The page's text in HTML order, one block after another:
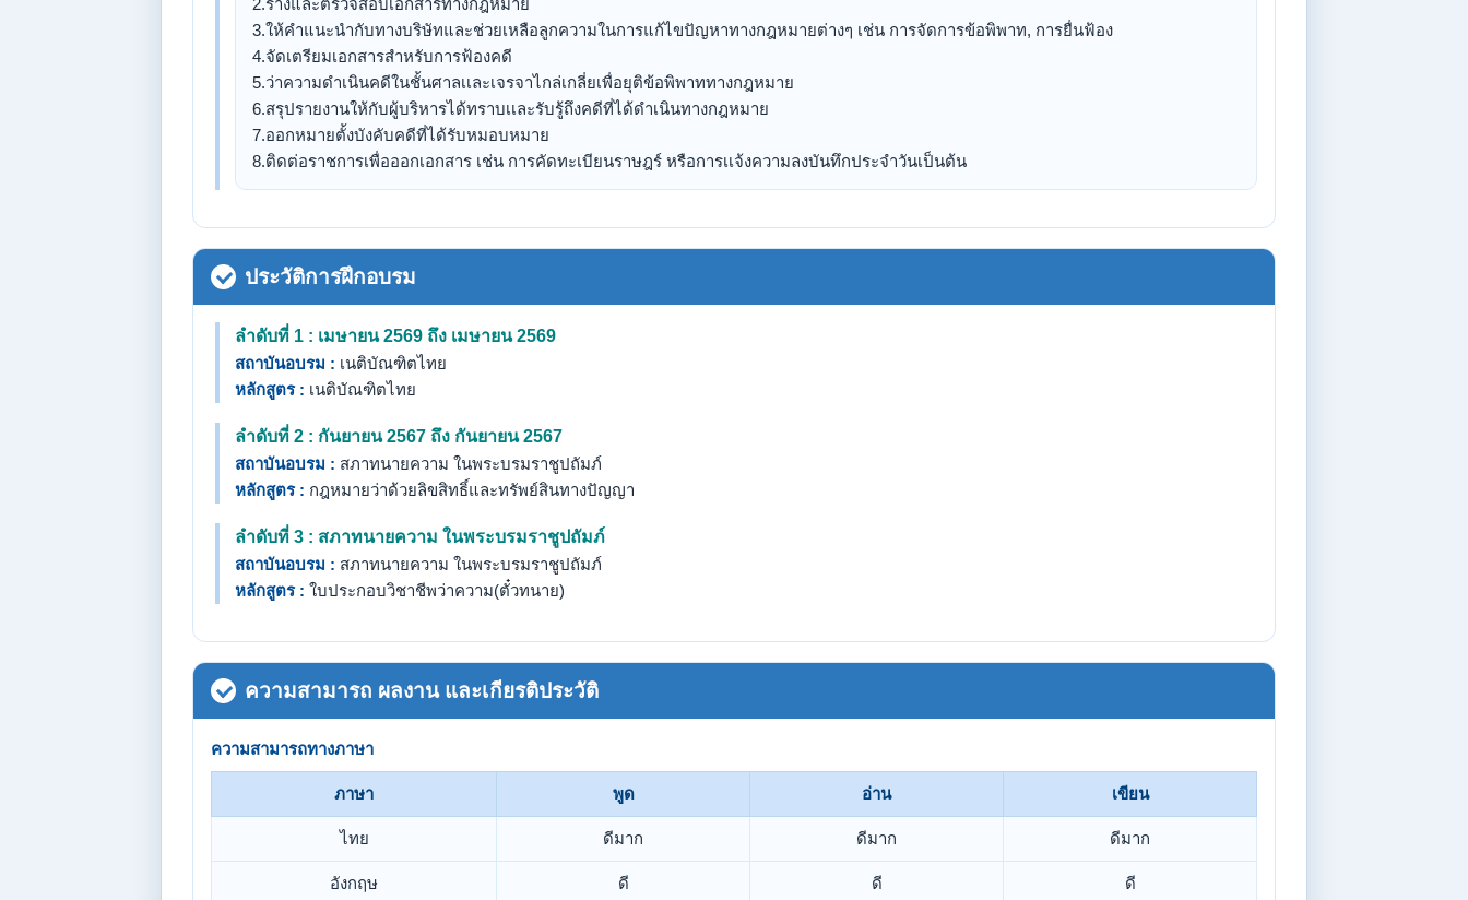
2.ร่างและตรวจสอบเอกสารทางกฎหมาย
3.ให้คำแนะนำกับทางบริษัทและช่วยเหลือลูกความในการแก้ไขปัญหาทางกฎหมายต่างๆ เช่น การจัดการข้อพิพาท, การยื่นฟ้อง
4.จัดเตรียมเอกสารสำหรับการฟ้องคดี
5.ว่าความดำเนินคดีในชั้นศาลเเละเจรจาไกล่เกลี่ยเพื่อยุติข้อพิพาททางกฎหมาย
6.สรุปรายงานให้กับผู้บริหารได้ทราบเเละรับรู้ถึงคดีที่ได้ดำเนินทางกฎหมาย
7.ออกหมายตั้งบังคับคดีที่ได้รับหมอบหมาย
8.ติดต่อราชการเพื่อออกเอกสาร เช่น การคัดทะเบียนราษฎร์ หรือการเเจ้งความลงบันทึกประจำวันเป็นต้น
ประวัติการฝึกอบรม
ลำดับที่ 1 : เมษายน 2569 ถึง เมษายน 2569
สถาบันอบรม : เนติบัณฑิตไทย
หลักสูตร : เนติบัณฑิตไทย
ลำดับที่ 2 : กันยายน 2567 ถึง กันยายน 2567
สถาบันอบรม : สภาทนายความ ในพระบรมราชูปถัมภ์
หลักสูตร : กฎหมายว่าด้วยลิขสิทธิ์และทรัพย์สินทางปัญญา
ลำดับที่ 3 : สภาทนายความ ในพระบรมราชูปถัมภ์
สถาบันอบรม : สภาทนายความ ในพระบรมราชูปถัมภ์
หลักสูตร : ใบประกอบวิชาชีพว่าความ(ตั๋วทนาย)
ความสามารถ ผลงาน และเกียรติประวัติ
ความสามารถทางภาษา
ภาษา พูด อ่าน เขียน
ไทย ดีมาก ดีมาก ดีมาก
อังกฤษ ดี ดี ดี